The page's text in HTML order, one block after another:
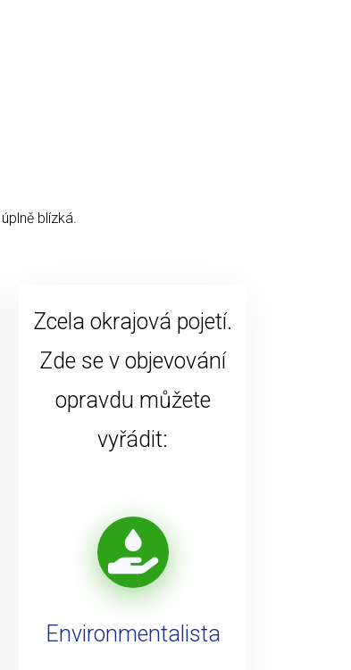
blízká.
Zcela okrajová pojetí.
Zde se v objevování
opravdu můžete
vyřádit:
Environmentalista